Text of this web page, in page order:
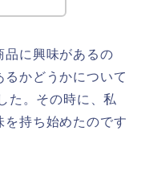
品に興味があるの
かどうかについて
た。その時に、私
持ち始めたのです